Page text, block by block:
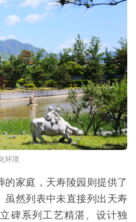
环境
家庭，天寿陵园则提供了
虽然列表中未直接列出天寿
碑系列工艺精湛、设计独